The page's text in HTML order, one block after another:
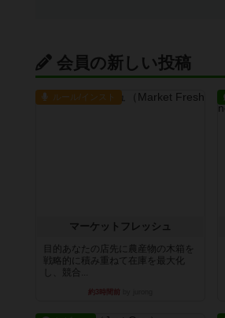
会員の新しい投稿
ルール/インスト
マーケットフレッシュ
目的あなたの店先に農産物の木箱を
戦略的に積み重ねて在庫を最大化
し、競合...
約3時間前